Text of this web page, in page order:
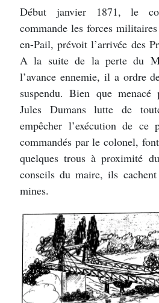
Début janvier 1871, le
commande les forces
en-Pail, prévoit l’arrivée des
A la suite de la perte du
l’avance ennemie, il a ordre
suspendu. Bien que
Jules Dumans lutte de
empêcher l’exécution de ce
commandés par le colonel,
quelques trous à proximité
conseils du maire, ils
mines.